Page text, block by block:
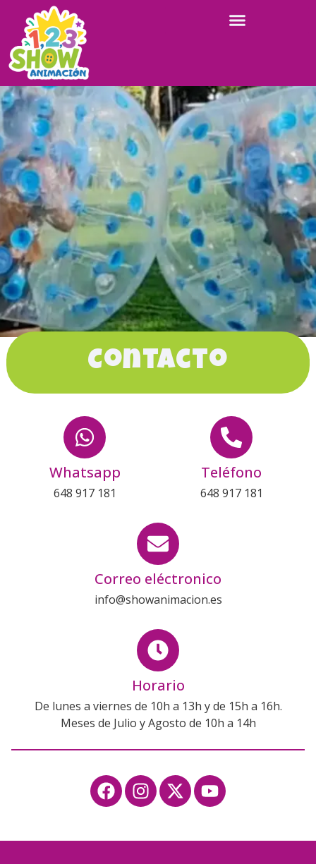
Contacto
Whatsapp
648 917 181
Teléfono
648 917 181
Correo eléctronico
info@showanimacion.es
Horario
De lunes a viernes de 10h a 13h y de 15h a 16h.
Meses de Julio y Agosto de 10h a 14h